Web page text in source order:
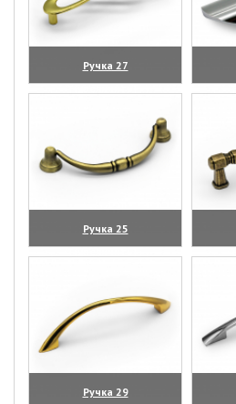
Ручка 27
(увеличить)
Ручка 25
(увеличить)
Ручка 29